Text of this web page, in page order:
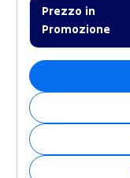
Prezzo in
Promozione